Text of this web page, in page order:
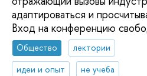
адаптироваться и
Вход на конференцию
Общество
лектории
идеи и опыт
не учеба